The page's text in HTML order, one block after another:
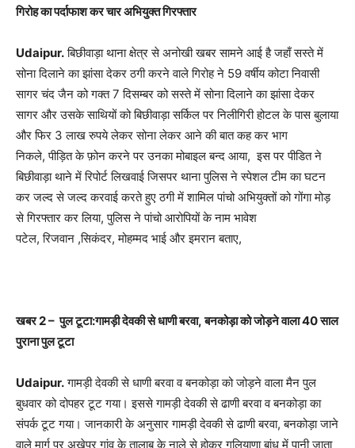
गिरोह का पर्दाफाश कर चार अभियुक्त गिरफ्तार
Udaipur.बिछीवाड़ा थाना क्षेत्र से अनोखी खबर सामने आई है जहाँ सस्ते में
सोना दिलाने का झांसा देकर ठगी करने वाले गिरोह ने 59 वर्षीय कोटा निवासी
सागर चंद जैन को गक्त 7 दिसम्बर को सस्ते में सोना दिलाने का झांसा देकर
सागर और उसके साथियों को बिछीवाड़ा सर्किल पर निलीगिरी होटल के पास बुलाया
और फिर 3 लाख रुपये लेकर सोना लेकर आने की बात कह कर भाग
निकले, पीड़ित के फ़ोन करने पर उनका मोबाइल बन्द आया, इस पर पीडित ने
बिछीवाड़ा थाने में रिपोर्ट लिखवाई जिसपर थाना पुलिस ने स्पेशल टीम का घटन
कर जल्द से जल्द करवाई करते हुए ठगी में शामिल पांचो अभियुक्तों को गोंगा मोड़
से गिरफ्तार कर लिया, पुलिस ने पांचो आरोपियों के नाम भावेश
पटेल, रिजवान ,सिकंदर, मोहम्मद भाई और इमरान बताए,
खबर2 –पुल टूटा:गामड़ी देवकी से धाणी बरवा,बनकोड़ा को जोड़ने वाला40साल
पुराना पुल टूटा
Udaipur.गामड़ी देवकी से धाणी बरवा व बनकोड़ा को जोड़ने वाला मैन पुल
बुधवार को दोपहर टूट गया। इससे गामड़ी देवकी से ढाणी बरवा व बनकोड़ा का
संपर्क टूट गया। जानकारी के अनुसार गामड़ी देवकी से ढाणी बरवा, बनकोड़ा जाने
वाले मार्ग पर अखेपुर गांव के तालाब के नाले से होकर गलियाणा बांध में पानी जाता